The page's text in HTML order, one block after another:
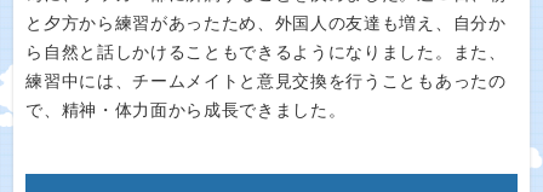
と夕方から練習があったため、外国人の友達も増え、自分か
ら自然と話しかけることもできるようになりました。また、
練習中には、チームメイトと意見交換を行うこともあったの
で、精神・体力面から成長できました。